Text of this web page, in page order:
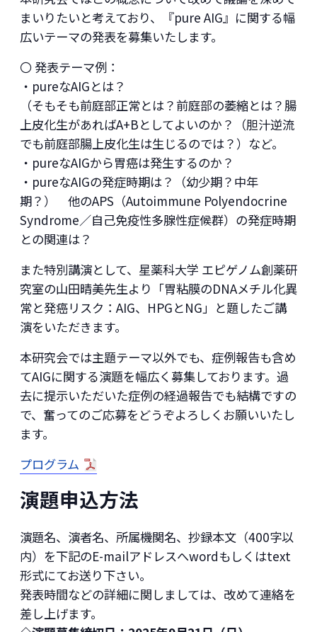
まいりたいと考えており、『pure AIG』に関する幅
広いテーマの発表を募集いたします。
〇 発表テーマ例：
・pureなAIGとは？
（そもそも前庭部正常とは？前庭部の萎縮とは？腸
上皮化生があればA+Bとしてよいのか？（胆汁逆流
でも前庭部腸上皮化生は生じるのでは？）など。
・pureなAIGから胃癌は発生するのか？
・pureなAIGの発症時期は？（幼少期？中年
期？） 他のAPS（Autoimmune Polyendocrine
Syndrome／自己免疫性多腺性症候群）の発症時期
との関連は？
また特別講演として、星薬科大学 エピゲノム創薬研
究室の山田晴美先生より「胃粘膜のDNAメチル化異
常と発癌リスク：AIG、HPGとNG」と題したご講
演をいただきます。
本研究会では主題テーマ以外でも、症例報告も含め
てAIGに関する演題を幅広く募集しております。過
去に提示いただいた症例の経過報告でも結構ですの
で、奮ってのご応募をどうぞよろしくお願いいたし
ます。
プログラム
演題申込方法
演題名、演者名、所属機関名、抄録本文（400字以
内）を下記のE-mailアドレスへwordもしくはtext
形式にてお送り下さい。
発表時間などの詳細に関しましては、改めて連絡を
差し上げます。